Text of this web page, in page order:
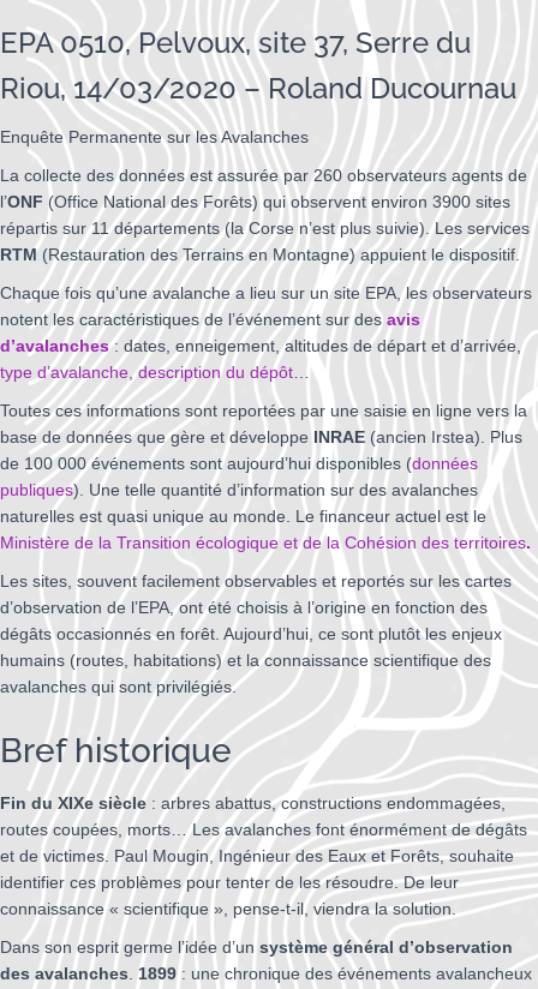
EPA 0510, Pelvoux, site 37, Serre du
Riou, 14/03/2020 – Roland Ducournau
Enquête Permanente sur les Avalanches
La collecte des données est assurée par 260 observateurs agents de
l’ONF (Office National des Forêts) qui observent environ 3900 sites
répartis sur 11 départements (la Corse n’est plus suivie). Les services
RTM (Restauration des Terrains en Montagne) appuient le dispositif.
Chaque fois qu’une avalanche a lieu sur un site EPA, les observateurs
notent les caractéristiques de l’événement sur desavis
d’avalanches: dates, enneigement, altitudes de départ et d’arrivée,
type d’avalanche, description du dépôt
Toutes ces informations sont reportées par une saisie en ligne vers la
base de données que gère et développe INRAE (ancien Irstea). Plus
de 100 000 événements sont aujourd’hui disponibles (données
publiques). Une telle quantité d’information sur des avalanches
naturelles est quasi unique au monde. Le financeur actuel est le
Ministère de la Transition écologique et de la Cohésion des territoires.
Les sites, souvent facilement observables et reportés sur les cartes
d’observation de l’EPA, ont été choisis à l’origine en fonction des
dégâts occasionnés en forêt. Aujourd’hui, ce sont plutôt les enjeux
humains (routes, habitations) et la connaissance scientifique des
avalanches qui sont privilégiés.
Bref historique
Fin du XIXe siècle : arbres abattus, constructions endommagées,
routes coupées, morts… Les avalanches font énormément de dégâts
et de victimes. Paul Mougin, Ingénieur des Eaux et Forêts, souhaite
identifier ces problèmes pour tenter de les résoudre. De leur
connaissance « scientifique », pense-t-il, viendra la solution.
Dans son esprit germe l’idée d’un système général d’observation
des avalanches 1899 : une chronique des événements avalancheux